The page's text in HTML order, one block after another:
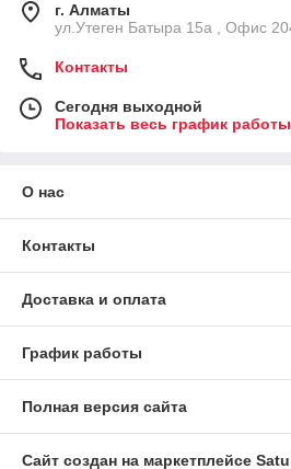
г. Алматы
ул.Утеген Батыра 15а , Офис
Контакты
Сегодня выходной
Показать весь график работы
О нас
Контакты
Доставка и оплата
График работы
Полная версия сайта
Сайт создан на маркетплейсе